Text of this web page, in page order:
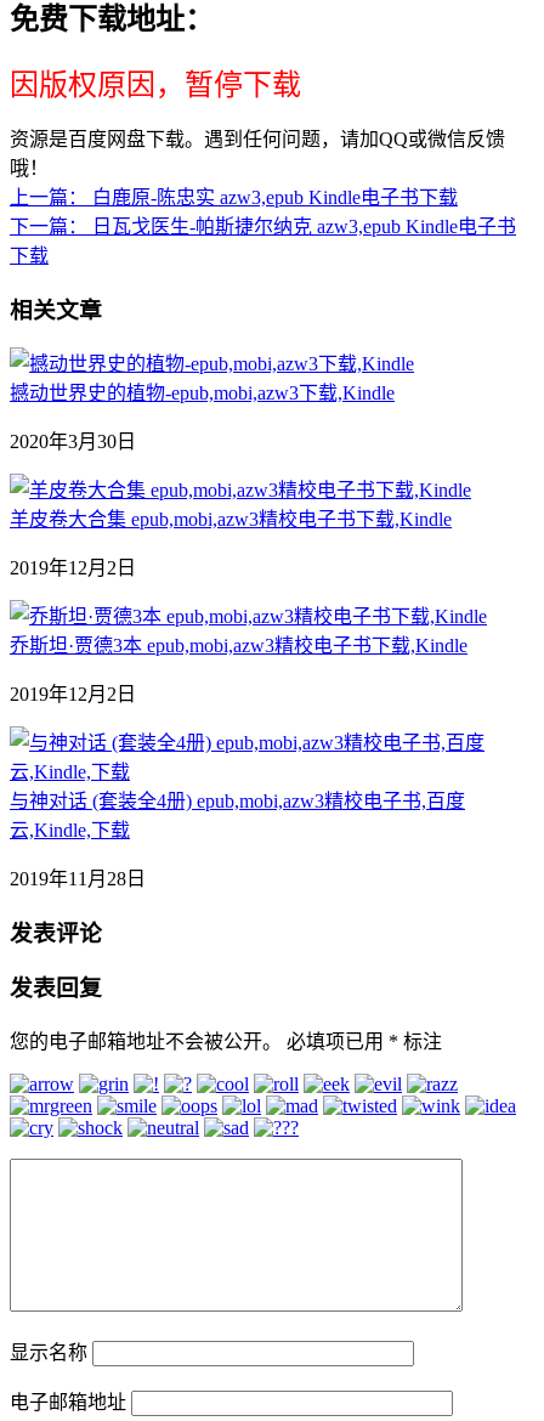
免费下载地址：
因版权原因，暂停下载
资源是百度网盘下载。遇到任何问题，请加QQ或微信反馈
哦！
上一篇：
白鹿原-陈忠实 azw3,epub Kindle电子书下载
下一篇：
日瓦戈医生-帕斯捷尔纳克 azw3,epub Kindle电子书
下载
相关文章
撼动世界史的植物-epub,mobi,azw3下载,Kindle
2020年3月30日
羊皮卷大合集 epub,mobi,azw3精校电子书下载,Kindle
2019年12月2日
乔斯坦·贾德3本 epub,mobi,azw3精校电子书下载,Kindle
2019年12月2日
与神对话 (套装全4册) epub,mobi,azw3精校电子书,百度
云,Kindle,下载
2019年11月28日
发表评论
发表回复
您的电子邮箱地址不会被公开。 必填项已用 * 标注
显示名称
电子邮箱地址